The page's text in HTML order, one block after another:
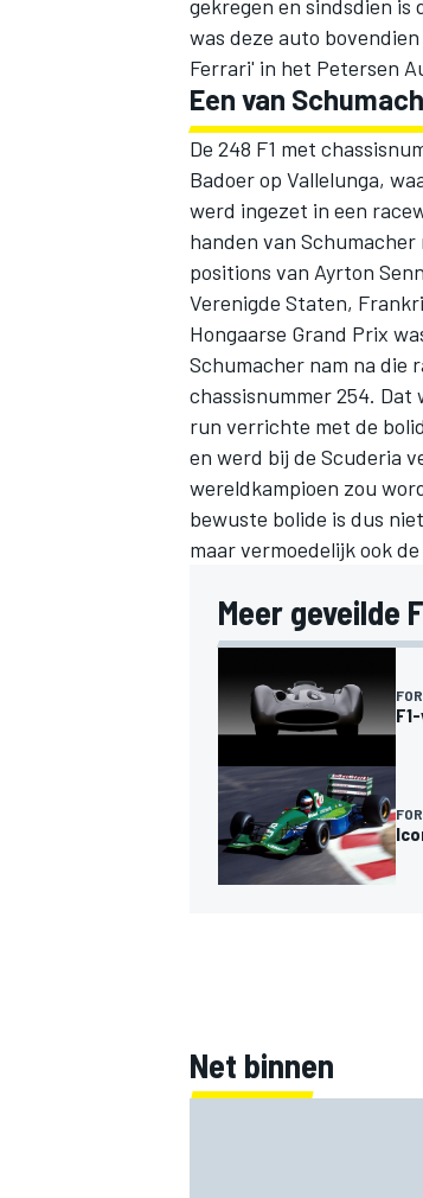
gekregen en sindsdien is
was deze auto
Ferrari' in het Petersen
Een van
De 248 F1 met
Badoerop Vallelunga,
werd ingezet in een
handen van
positions van Ayrton
Verenigde Staten,
Hongaarse Grand Prix
Schumacher nam na die
chassisnummer 254. Dat
run verrichte met de
en werd bij de Scuderia
wereldkampioen zou
bewuste bolide is dus
maar vermoedelijk ook
Meer geveilde
Net binnen